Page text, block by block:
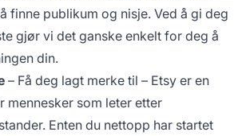
finne publikum og nisje. Ved å gi deg
gjør vi det ganske enkelt for deg å
din.
– Få deg lagt merke til – Etsy er en
mennesker som leter etter
Enten du nettopp har startet